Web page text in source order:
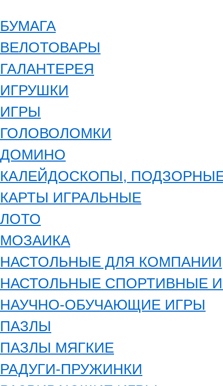
БУМАГА
ВЕЛОТОВАРЫ
ГАЛАНТЕРЕЯ
ИГРУШКИ
ИГРЫ
ГОЛОВОЛОМКИ
ДОМИНО
КАЛЕЙДОСКОПЫ,
КАРТЫ ИГРАЛЬНЫЕ
ЛОТО
МОЗАИКА
НАСТОЛЬНЫЕ ДЛЯ КОМПАНИИ
НАСТОЛЬНЫЕ СПОРТИВНЫЕ
НАУЧНО-ОБУЧАЮЩИЕ ИГРЫ
ПАЗЛЫ
ПАЗЛЫ МЯГКИЕ
РАДУГИ-ПРУЖИНКИ